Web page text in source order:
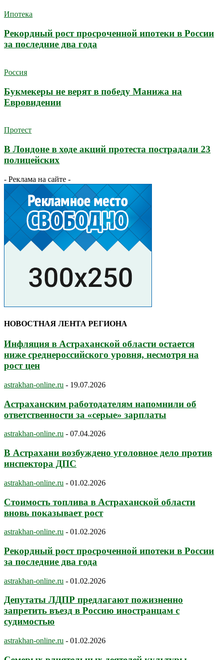
Ипотека
Рекордный рост просроченной ипотеки в России
за последние два года
Россия
Букмекеры не верят в победу Манижа на
Евровидении
Протест
В Лондоне в ходе акций протеста пострадали 23
полицейских
- Реклама на сайте -
НОВОСТНАЯ ЛЕНТА РЕГИОНА
Инфляция в Астраханской области остается
ниже среднероссийского уровня, несмотря на
рост цен
astrakhan-online.ru - 19.07.2026
Астраханским работодателям напомнили об
ответственности за «серые» зарплаты
astrakhan-online.ru - 07.04.2026
В Астрахани возбуждено уголовное дело против
инспектора ДПС
astrakhan-online.ru - 01.02.2026
Стоимость топлива в Астраханской области
вновь показывает рост
astrakhan-online.ru - 01.02.2026
Рекордный рост просроченной ипотеки в России
за последние два года
astrakhan-online.ru - 01.02.2026
Депутаты ЛДПР предлагают пожизненно
запретить въезд в Россию иностранцам с
судимостью
astrakhan-online.ru - 01.02.2026